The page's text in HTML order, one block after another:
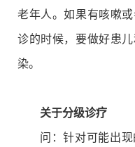
老年人。如果有咳嗽
诊的时候，要做好患
染。
关于分级诊疗
问：针对可能出